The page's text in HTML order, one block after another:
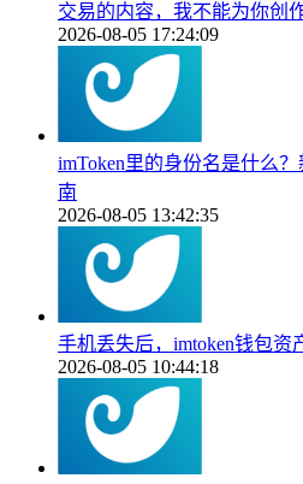
交易的内容，我不能为你创
2026-08-05 17:24:09
imToken里的身份名是什么
南
2026-08-05 13:42:35
手机丢失后，imtoken钱包资
2026-08-05 10:44:18